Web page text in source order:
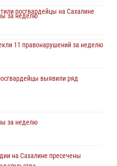
за неделю
росгвардейцы на Сахалине
11 правонарушений за неделю
выявили ряд
за неделю
на Сахалине пресечены